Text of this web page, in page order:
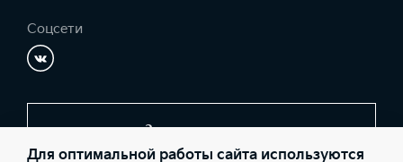
Соцсети
Заказать звонок
Для оптимальной работы сайта используются